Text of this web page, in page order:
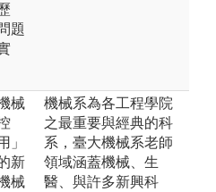
題
械
」
新
械
機械系為各工程學院
之最重要與經典的科
系，臺大機械系老師
領域涵蓋機械、生
醫、與許多新興科